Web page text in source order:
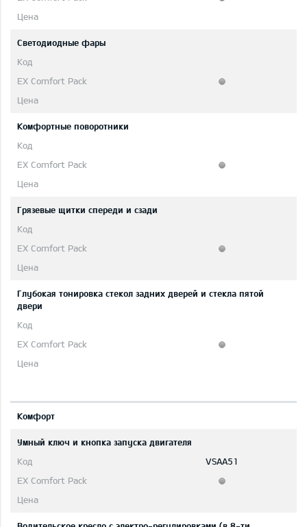
Светодиодные фары
Комфортные поворотники
Грязевые щитки спереди и сзади
Глубокая тонировка стекол задних дверей и стекла пятой
двери
Комфорт
Умный ключ и кнопка запуска двигателя
VSAA51